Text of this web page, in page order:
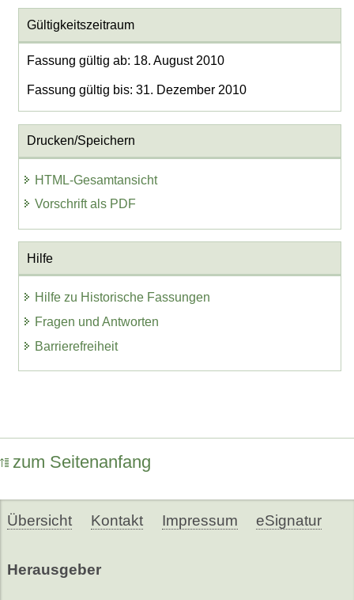
Gültigkeitszeitraum
Fassung gültig ab: 18. August 2010
Fassung gültig bis: 31. Dezember 2010
Drucken/Speichern
HTML-Gesamtansicht
Vorschrift als PDF
Hilfe
Hilfe zu Historische Fassungen
Fragen und Antworten
Barrierefreiheit
zum Seitenanfang
Übersicht Kontakt Impressum eSignatur
Herausgeber